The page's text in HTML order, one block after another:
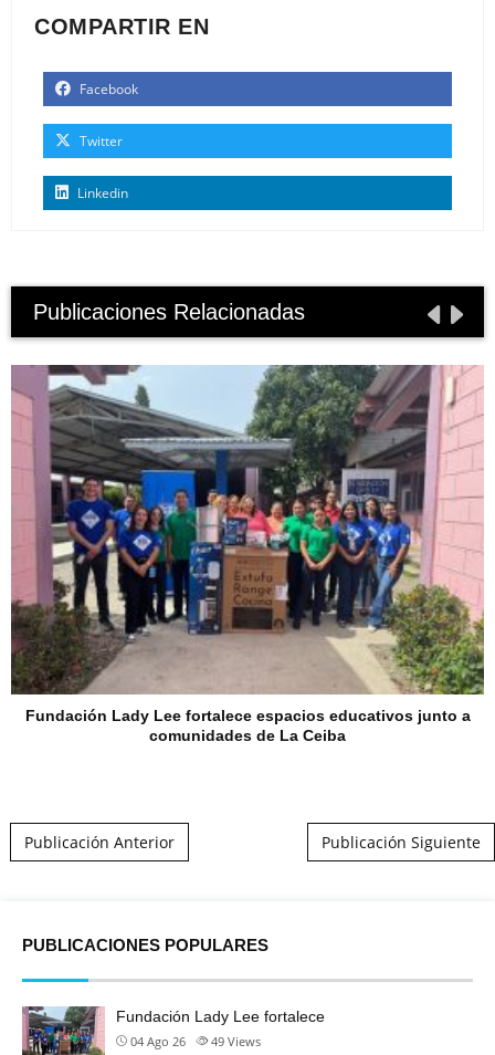
COMPARTIR EN
Facebook
Twitter
Linkedin
Publicaciones Relacionadas
Fundación Lady Lee fortalece espacios educativos junto a
comunidades de La Ceiba
Publicación Anterior Publicación Siguiente
PUBLICACIONES POPULARES
Fundación Lady Lee fortalece
04 Ago 26 49 Views